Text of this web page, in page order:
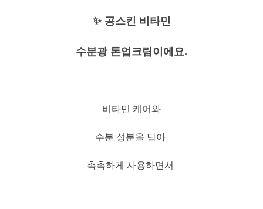
✨ 공스킨 비타민
수분광 톤업크림이에요.
비타민 케어와
수분 성분을 담아
촉촉하게 사용하면서